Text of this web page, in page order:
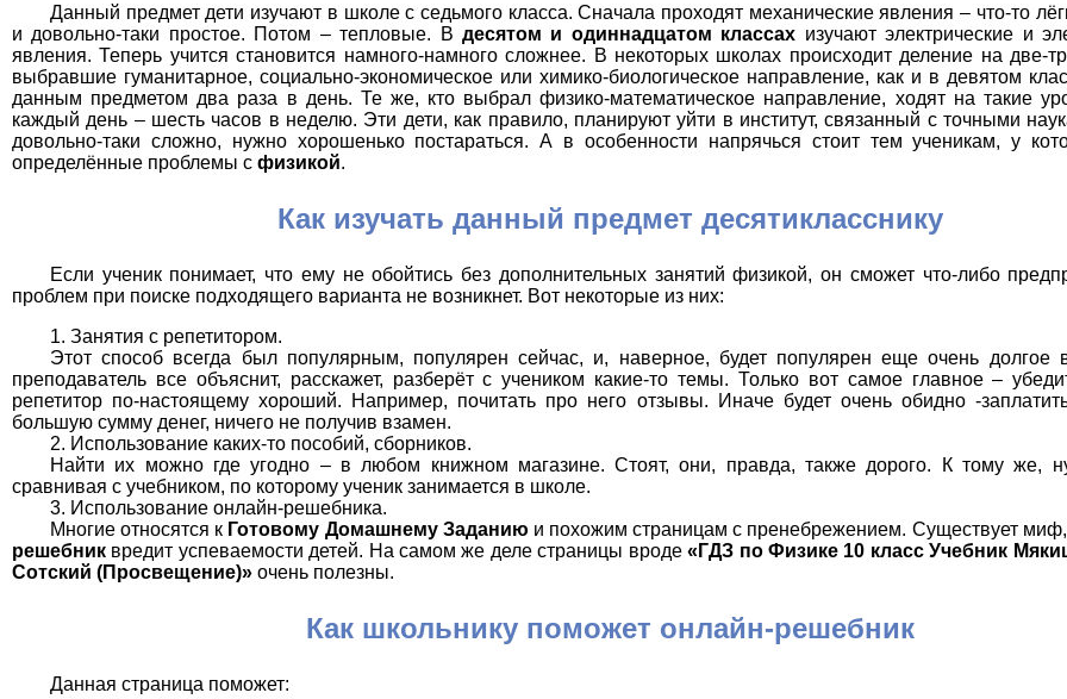
Данный предмет дети изучают в школе с седьмого класса. Сначала проходят механические явления – что-то
и довольно-таки простое. Потом – тепловые. В десятом и одиннадцатом классах изучают электрические и
явления. Теперь учится становится намного-намного сложнее. В некоторых школах происходит деление на две-
выбравшие гуманитарное, социально-экономическое или химико-биологическое направление, как и в девятом
данным предметом два раза в день. Те же, кто выбрал физико-математическое направление, ходят на такие
каждый день – шесть часов в неделю. Эти дети, как правило, планируют уйти в институт, связанный с точными
довольно-таки сложно, нужно хорошенько постараться. А в особенности напрячься стоит тем ученикам, у
определённые проблемы с физикой.
Как изучать данный предмет десятикласснику
Если ученик понимает, что ему не обойтись без дополнительных занятий физикой, он сможет что-либо
проблем при поиске подходящего варианта не возникнет. Вот некоторые из них:
Занятия с репетитором.
Этот способ всегда был популярным, популярен сейчас, и, наверное, будет популярен еще очень долгое
преподаватель все объяснит, расскажет, разберёт с учеником какие-то темы. Только вот самое главное –
репетитор по-настоящему хороший. Например, почитать про него отзывы. Иначе будет очень обидно -
большую сумму денег, ничего не получив взамен.
Использование каких-то пособий, сборников.
Найти их можно где угодно – в любом книжном магазине. Стоят, они, правда, также дорого. К тому же,
сравнивая с учебником, по которому ученик занимается в школе.
Использование онлайн-решебника.
Многие относятся к Готовому Домашнему Заданию и похожим страницам с пренебрежением. Существует
решебник вредит успеваемости детей. На самом же деле страницы вроде«ГДЗ по Физике 10 класс Учебник
Сотский (Просвещение)» очень полезны.
Как школьнику поможет онлайн-решебник
Данная страница поможет: